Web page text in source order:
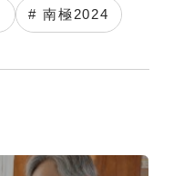
# 南極2024